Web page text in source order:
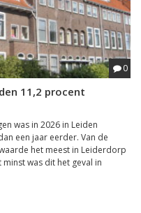
0
11,2 procent
was in 2026 in Leiden
een jaar eerder. Van de
het meest in Leiderdorp
was dit het geval in